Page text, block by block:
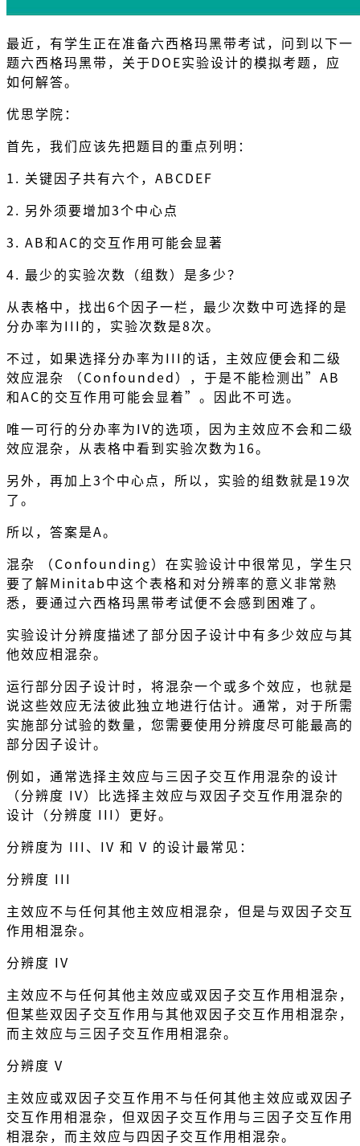
最近，有学生正在准备六西格玛黑带考试，问到以下一
题六西格玛黑带，关于DOE实验设计的模拟考题，应
如何解答。
优思学院：
首先，我们应该先把题目的重点列明：
1. 关键因子共有六个，ABCDEF
2. 另外须要增加3个中心点
3. AB和AC的交互作用可能会显著
4. 最少的实验次数（组数）是多少？
从表格中，找出6个因子一栏，最少次数中可选择的是
分办率为III的，实验次数是8次。
不过，如果选择分办率为III的话，主效应便会和二级
效应混杂 （Confounded），于是不能检测出”AB
和AC的交互作用可能会显着”。因此不可选。
唯一可行的分办率为IV的选项，因为主效应不会和二级
效应混杂，从表格中看到实验次数为16。
另外，再加上3个中心点，所以，实验的组数就是19次
了。
所以，答案是A。
混杂 （Confounding）在实验设计中很常见，学生只
要了解Minitab中这个表格和对分辨率的意义非常熟
悉，要通过六西格玛黑带考试便不会感到困难了。
实验设计分辨度描述了部分因子设计中有多少效应与其
他效应相混杂。
运行部分因子设计时，将混杂一个或多个效应，也就是
说这些效应无法彼此独立地进行估计。通常，对于所需
实施部分试验的数量，您需要使用分辨度尽可能最高的
部分因子设计。
例如，通常选择主效应与三因子交互作用混杂的设计
（分辨度 IV）比选择主效应与双因子交互作用混杂的
设计（分辨度 III）更好。
分辨度为 III、IV 和 V 的设计最常见：
分辨度 III
主效应不与任何其他主效应相混杂，但是与双因子交互
作用相混杂。
分辨度 IV
主效应不与任何其他主效应或双因子交互作用相混杂，
但某些双因子交互作用与其他双因子交互作用相混杂，
而主效应与三因子交互作用相混杂。
分辨度 V
主效应或双因子交互作用不与任何其他主效应或双因子
交互作用相混杂，但双因子交互作用与三因子交互作用
相混杂，而主效应与四因子交互作用相混杂。